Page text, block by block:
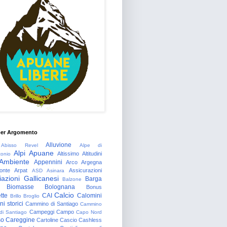
Argomento
Abisso Revel Alluvione
Alpe di
Alpi Apuane Altissimo Altitudini
Appennini Arco
Argegna
Arpat ASD Asinara Assicurazioni
Gallicanesi Balzone
Barga
Biomasse
Bolognana Bonus
Brillo Broglio CAI Calcio Calomini
storici Cammino di Santiago Cammino
Santiago Campeggi Campo Capo Nord
Careggine Cartoline Cascio Cashless